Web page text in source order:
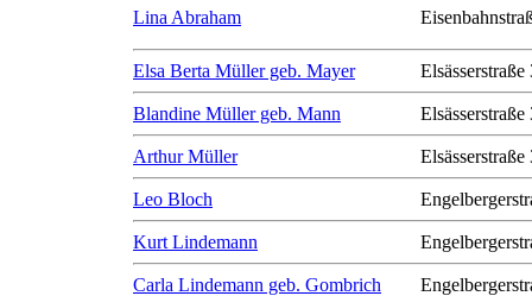
Lina Abraham
Elsa Berta Müller geb. Mayer Elsässerstraße
Blandine Müller geb. Mann Elsässerstraße
Arthur Müller Elsässerstraße
Leo Bloch
Kurt Lindemann
Carla Lindemann geb. Gombrich